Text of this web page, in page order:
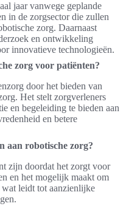
jaar vanwege geplande
in de zorgsector die zullen
zorg. Daarnaast
en ontwikkeling
innovatieve technologieën.
zorg voor patiënten?
door het bieden van
Het stelt zorgverleners
en begeleiding te bieden aan
en betere
aan robotische zorg?
zijn doordat het zorgt voor
en het mogelijk maakt om
wat leidt tot aanzienlijke